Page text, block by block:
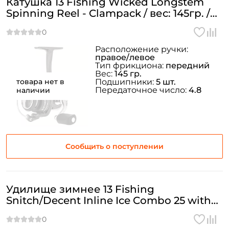
товара нет в
наличии
Spinning Reel - Clampack / вес: 145гр. /
Сообщить о поступлении
Расположение ручки:
правое/левое
Тип фрикциона: передний
Вес: 145 гр.
Подшипники: 5 шт.
Передаточное число: 4.8
Удилище зимнее 13 Fishing
Snitch/Decent Inline Ice Combo 25 with